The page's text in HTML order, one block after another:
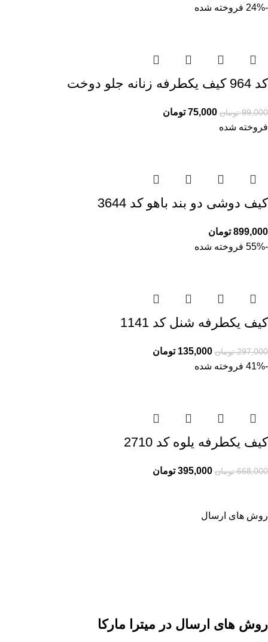
-24%
فروخته شده
کد 964 کیف یکطرفه زنانه جلو دوخت
99,000 تومان 75,000 تومان
فروخته شده
کیف دوشی دو بند باهو کد 3644
899,000 تومان
-55%
فروخته شده
کیف یکطرفه شنل کد 1141
297,000 تومان 135,000 تومان
-41% فروخته شده
کیف یکطرفه یلوه کد 2710
668,000 تومان 395,000 تومان
روش های ارسال
روش های ارسال در میترا مارکا